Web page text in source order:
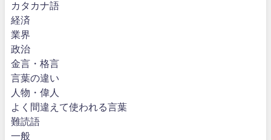
カタカナ語
経済
業界
政治
金言・格言
言葉の違い
人物・偉人
よく間違えて使われる言葉
難読語
一般